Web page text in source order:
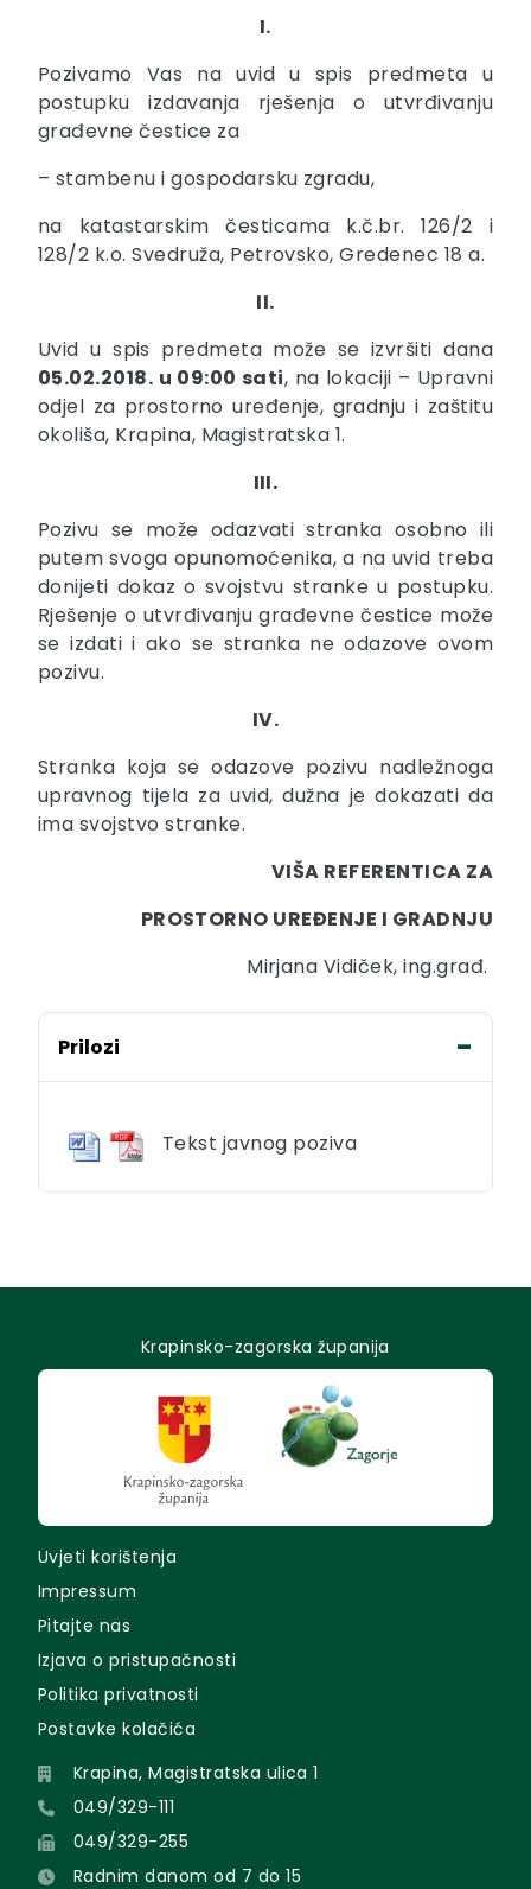
I.
Pozivamo Vas na uvid u spis predmeta u
postupku izdavanja rješenja o utvrđivanju
građevne čestice za
– stambenu i gospodarsku zgradu,
na katastarskim česticama k.č.br. 126/2 i
128/2 k.o. Svedruža, Petrovsko, Gredenec 18 a.
II.
Uvid u spis predmeta može se izvršiti dana
05.02.2018. u 09:00 sati, na lokaciji – Upravni
odjel za prostorno uređenje, gradnju i zaštitu
okoliša, Krapina, Magistratska 1.
III.
Pozivu se može odazvati stranka osobno ili
putem svoga opunomoćenika, a na uvid treba
donijeti dokaz o svojstvu stranke u postupku.
Rješenje o utvrđivanju građevne čestice može
se izdati i ako se stranka ne odazove ovom
pozivu.
IV.
Stranka koja se odazove pozivu nadležnoga
upravnog tijela za uvid, dužna je dokazati da
ima svojstvo stranke.
VIŠA REFERENTICA ZA
PROSTORNO UREĐENJE I GRADNJU
Mirjana Vidiček, ing.građ.
Prilozi
Tekst javnog poziva
Krapinsko-zagorska županija
Uvjeti korištenja
Impressum
Pitajte nas
Izjava o pristupačnosti
Politika privatnosti
Postavke kolačića
Krapina, Magistratska ulica 1
049/329-111
049/329-255
Radnim danom od 7 do 15